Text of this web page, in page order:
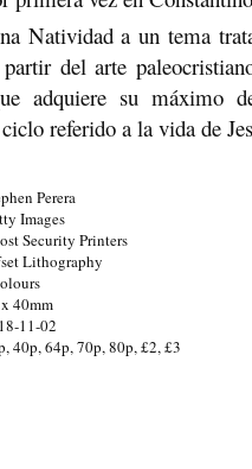
Natividad a un tema
del arte
adquiere su máximo
referido a la vida de
Perera
Images
Security Printers
Lithography
40mm
11-02
40p, 64p, 70p, 80p, £2, £3